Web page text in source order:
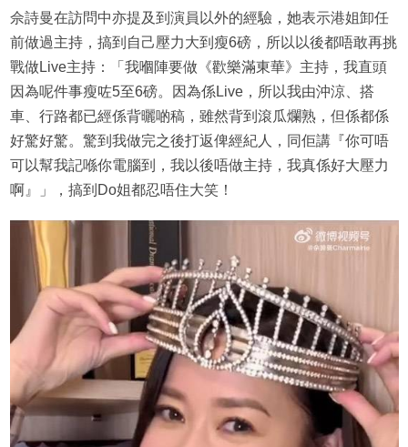
佘詩曼在訪問中亦提及到演員以外的經驗，她表示港姐卸任
前做過主持，搞到自己壓力大到瘦6磅，所以以後都唔敢再挑
戰做Live主持：「我嗰陣要做《歡樂滿東華》主持，我直頭
因為呢件事瘦咗5至6磅。因為係Live，所以我由沖涼、搭
車、行路都已經係背曬啲稿，雖然背到滾瓜爛熟，但係都係
好驚好驚。驚到我做完之後打返俾經紀人，同佢講『你可唔
可以幫我記喺你電腦到，我以後唔做主持，我真係好大壓力
啊』」，搞到Do姐都忍唔住大笑！